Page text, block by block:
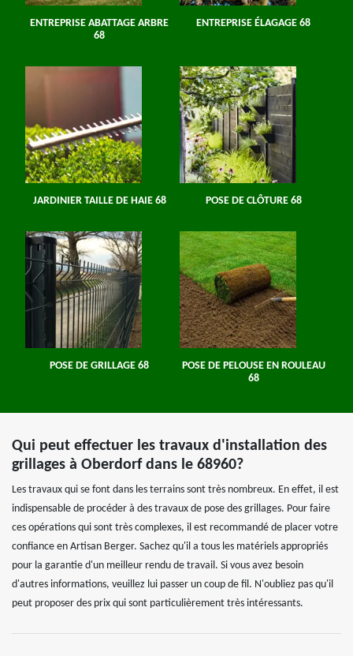
ENTREPRISE ABATTAGE ARBRE
68
ENTREPRISE ÉLAGAGE 68
JARDINIER TAILLE DE HAIE 68 POSE DE CLÔTURE 68
POSE DE GRILLAGE 68
POSE DE PELOUSE EN ROULEAU
68
Qui peut effectuer les travaux d'installation des
grillages à Oberdorf dans le 68960?
Les travaux qui se font dans les terrains sont très nombreux. En effet, il est
indispensable de procéder à des travaux de pose des grillages. Pour faire
ces opérations qui sont très complexes, il est recommandé de placer votre
confiance en Artisan Berger. Sachez qu'il a tous les matériels appropriés
pour la garantie d'un meilleur rendu de travail. Si vous avez besoin
d'autres informations, veuillez lui passer un coup de fil. N'oubliez pas qu'il
peut proposer des prix qui sont particulièrement très intéressants.